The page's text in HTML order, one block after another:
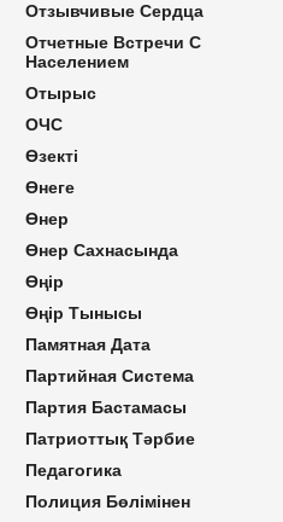
Отзывчивые Сердца
Отчетные Встречи С
Населением
Отырыс
ОЧС
Өзекті
Өнеге
Өнер
Өнер Сахнасында
Өңір
Өңір Тынысы
Памятная Дата
Партийная Система
Партия Бастамасы
Патриоттық Тәрбие
Педагогика
Полиция Бөлімінен